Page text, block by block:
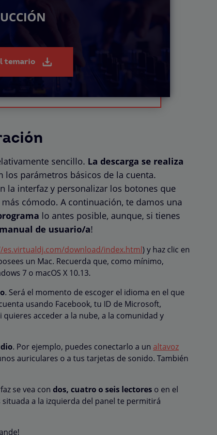
temario
sencillo. La descarga se realiza
los parámetros básicos de la cuenta.
la interfaz y personalizar los botones que
cómodo. A continuación, te damos una
lo antes posible, aunque, si tienes
manual de usuario/a!
es.virtualdj.com/download/index.html) y haz clic en
un Mac. Recuerda que, como mínimo,
7 o macOS X 10.13.
. Será el momento de escoger el idioma en el que
usando Facebook, tu ID de Microsoft,
quieres acceder a la nube, a la comunidad y
. Por ejemplo, puedes conectarlo a un altavoz
auriculares o a tus tarjetas de sonido. También
se vea con dos, cuatro o seis lectores o en el
a la izquierda del panel te permitirá